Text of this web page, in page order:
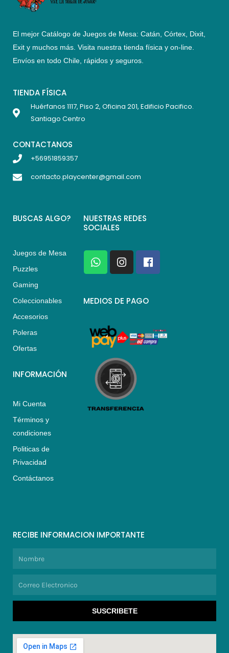
El mejor Catálogo de Juegos de Mesa: Catán, Córtex, Dixit,
Exit y muchos más. Visita nuestra tienda física y on-line.
Envíos en todo Chile, rápidos y seguros.
TIENDA FÍSICA
Huérfanos 1117, Piso 2, Oficina 201, Edificio Pacifico.
Santiago Centro
CONTACTANOS
+56951859357
contacto.playcenter@gmail.com
BUSCAS ALGO?
Juegos de Mesa
Puzzles
Gaming
Coleccionables
Accesorios
Poleras
Ofertas
INFORMACIÓN
Mi Cuenta
Términos y
condiciones
Politicas de
Privacidad
Contáctanos
NUESTRAS REDES
SOCIALES
W
h
a
s
p
I
n
s
a
a
m
F
a
c
b
k
MEDIOS DE PAGO
RECIBE INFORMACION IMPORTANTE
SUSCRIBETE